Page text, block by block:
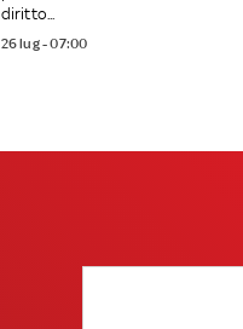
diritto...
26 lug - 07:00